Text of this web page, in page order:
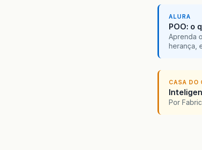
ALURA
POO: o
Aprenda
herança,
CASA DO
Por